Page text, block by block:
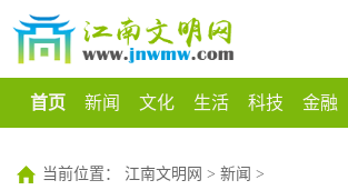
首页 新闻 文化 生活 科技 金融
当前位置： 江南文明网 > 新闻 >